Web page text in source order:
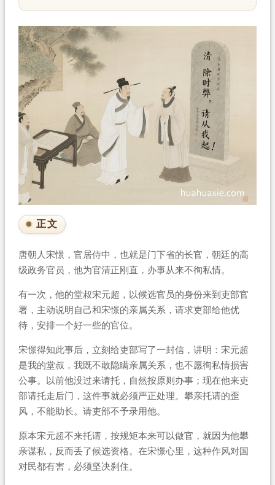
正文
唐朝人宋憬，官居侍中，也就是门下省的长官，朝廷的高
级政务官员，他为官清正刚直，办事从来不徇私情。
有一次，他的堂叔宋元超，以候选官员的身份来到吏部官
署，主动说明自己和宋憬的亲属关系，请求吏部给他优
待，安排一个好一些的官位。
宋憬得知此事后，立刻给吏部写了一封信，讲明：宋元超
是我的堂叔，我既不敢隐瞒亲属关系，也不愿徇私情损害
公事。以前他没过来请托，自然按原则办事；现在他来吏
部请托走后门，这件事就必须严正处理。攀亲托请的歪
风，不能助长。请吏部不予录用他。
原本宋元超不来托请，按规矩本来可以做官，就因为他攀
亲谋私，反而丢了候选资格。在宋憬心里，这种作风对国
对民都有害，必须坚决刹住。